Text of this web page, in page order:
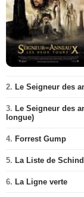
2. Le Seigneur des
3. Le Seigneur des
longue)
4. Forrest Gump
5. La Liste de
6. La Ligne verte